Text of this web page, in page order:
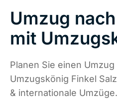
Umzug
mit
Planen Sie einen
Umzugskönig Finkel
& internationale Umzüge.